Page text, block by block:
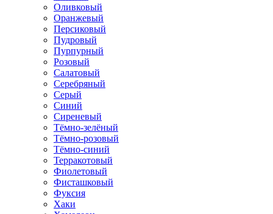
Оливковый
Оранжевый
Персиковый
Пудровый
Пурпурный
Розовый
Салатовый
Серебряный
Серый
Синий
Сиреневый
Тёмно-зелёный
Тёмно-розовый
Тёмно-синий
Терракотовый
Фиолетовый
Фисташковый
Фуксия
Хаки